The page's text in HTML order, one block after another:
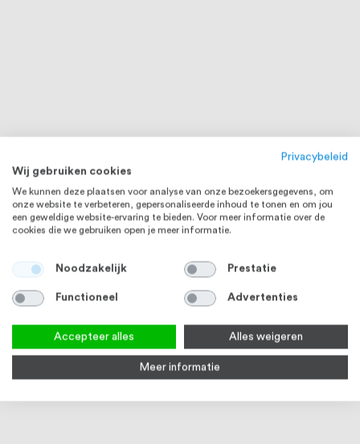
RVS 316 RVS 316
Privacybeleid
Wij gebruiken cookies
We kunnen deze plaatsen voor analyse van onze bezoekersgegevens, om
onze website te verbeteren, gepersonaliseerde inhoud te tonen en om jou
een geweldige website-ervaring te bieden. Voor meer informatie over de
cookies die we gebruiken open je meer informatie.
Noodzakelijk Prestatie
Functioneel Advertenties
Accepteer alles Alles weigeren
Meer informatie